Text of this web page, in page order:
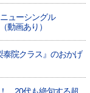
ューシングル
動画あり）
泰院クラス』のおかげ